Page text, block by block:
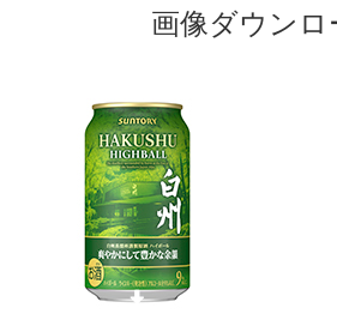
画像ダウンロ